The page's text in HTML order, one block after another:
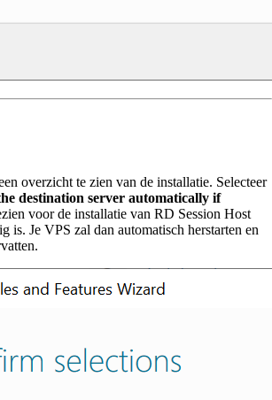
overzicht te zien van de installatie. Selecteer
destination server automatically if
voor de installatie van RD Session Host
is. Je VPS zal dan automatisch herstarten en